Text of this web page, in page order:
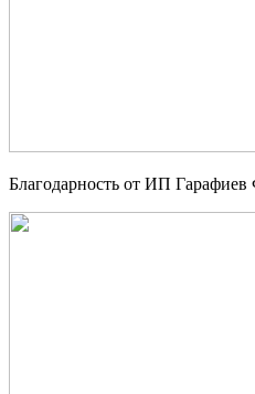
Благодарность от ИП